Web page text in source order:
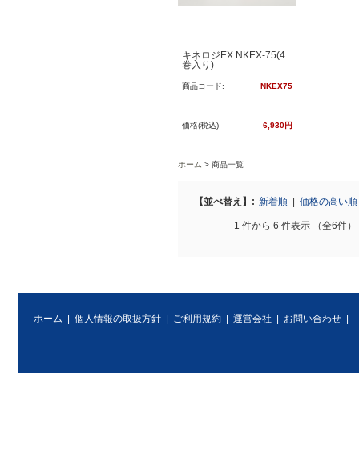
キネロジEX NKEX-75(4
巻入り)
商品コード: NKEX75
価格(税込) 6,930円
ホーム 商品一覧
【並べ替え】: 新着順 価格の高い順
1 件から 6 件表示 （全6件）
ホーム 個人情報の取扱方針 ご利用規約 運営会社 お問い合わせ